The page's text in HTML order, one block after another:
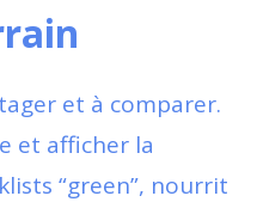
et à comparer.
et afficher la
“green”, nourrit